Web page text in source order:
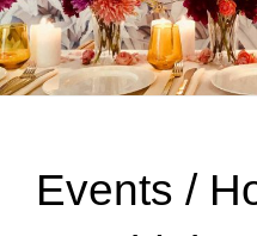
Events /